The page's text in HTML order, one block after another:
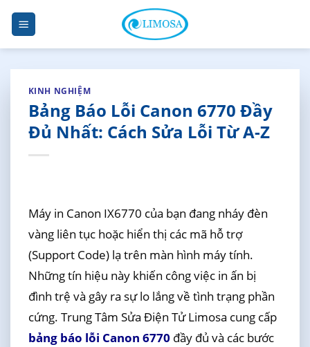
Skip
content
KINH NGHIỆM
Bảng Báo Lỗi Canon 6770 Đầy
Đủ Nhất: Cách Sửa Lỗi Từ A-Z
Máy in Canon IX6770 của bạn đang nháy đèn
vàng liên tục hoặc hiển thị các mã hỗ trợ
(Support Code) lạ trên màn hình máy tính.
Những tín hiệu này khiến công việc in ấn bị
đình trệ và gây ra sự lo lắng về tình trạng phần
cứng. Trung Tâm Sửa Điện Tử Limosa cung cấp
bảng báo lỗi Canon 6770 đầy đủ và các bước